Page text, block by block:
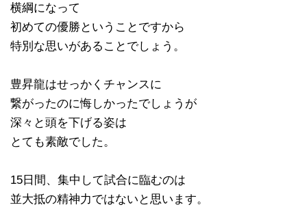
横綱になって
初めての優勝ということですから
特別な思いがあることでしょう。
豊昇龍はせっかくチャンスに
繋がったのに悔しかったでしょうが
深々と頭を下げる姿は
とても素敵でした。
15日間、集中して試合に臨むのは
並大抵の精神力ではないと思います。